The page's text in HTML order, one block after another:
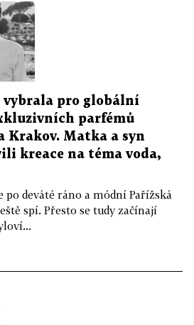
vybrala pro globální
parfémů
Krakov. Matka a syn
kreace na téma voda,
po deváté ráno a módní Pařížská
spí. Přesto se tudy začínají